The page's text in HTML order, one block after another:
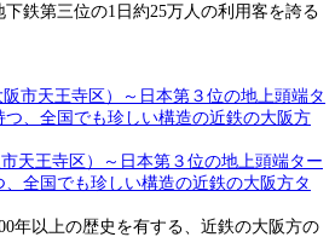
鉄第三位の1日約25万人の利用客を誇る
天王寺区）～日本第３位の地上頭端ター
全国でも珍しい構造の近鉄の大阪方タ
年以上の歴史を有する、近鉄の大阪方の